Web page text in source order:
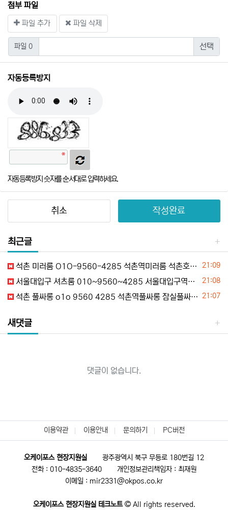
첨부 파일
파일 추가 파일 삭제
파일 0
자동등록방지
자동등록방지 숫자를 순서대로 입력하세요.
작성완료
취소
최근글
등록일
21:09
석촌 미러룸 O1O-9560-4285 석촌역미러룸 석촌호수미러룸 잠실미러룸 송파미러룸 할인문의
등록일
21:08
서울대입구 셔츠룸 010~9560~4285 서울대입구역셔츠룸 봉천동셔츠룸 신림동셔츠룸 관악구셔츠룸 예약문의
등록일
21:07
석촌 풀싸롱 o1o 9560 4285 석촌역풀싸롱 잠실풀싸롱 송파풀싸롱 석촌호수풀싸롱 위치안내
새댓글
댓글이 없습니다.
이용약관 이용안내 문의하기 PC버전
오케이포스 현장지원실
광주광역시 북구 무등로 180번길 12
전화 : 010-4835-3640
개인정보관리책임자 : 최재원
이메일 : mir2331@okpos.co.kr
오케이포스 현장지원실 테크노트 All rights reserved.